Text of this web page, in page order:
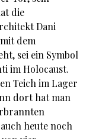
die
Dani
dem
sei ein Symbol
im Holocaust.
Teich im Lager
dort hat man
heute noch